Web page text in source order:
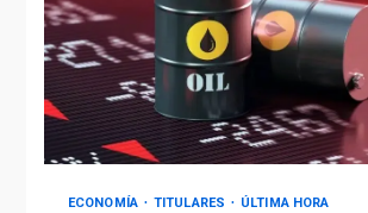
ECONOMÍA TITULARES ÚLTIMA HORA